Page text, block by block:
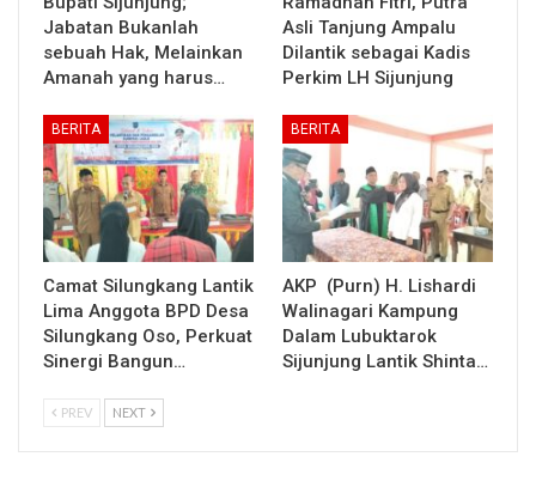
Jabatan Bukanlah
sebuah Hak, Melainkan
Amanah yang harus…
Asli Tanjung Ampalu
Dilantik sebagai Kadis
Perkim LH Sijunjung
BERITA
Camat Silungkang Lantik
Lima Anggota BPD Desa
Silungkang Oso, Perkuat
Sinergi Bangun…
BERITA
AKP (Purn) H. Lishardi
Walinagari Kampung
Dalam Lubuktarok
Sijunjung Lantik Shinta…
PREV NEXT